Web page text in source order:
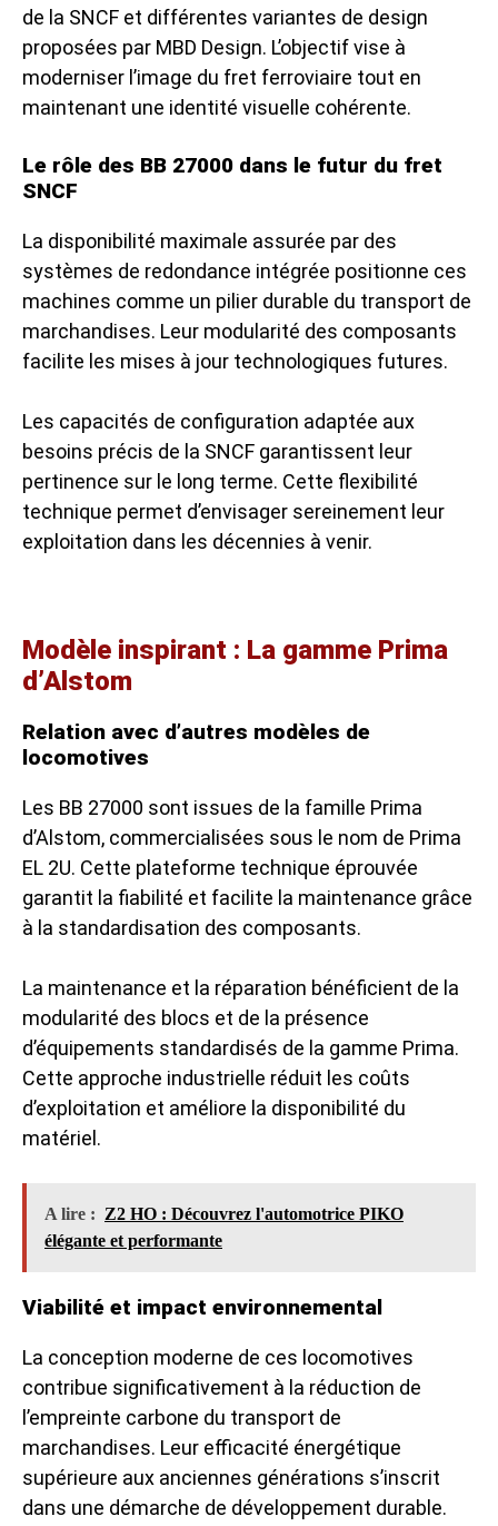
de la SNCF et différentes variantes de design
proposées par MBD Design. L’objectif vise à
moderniser l’image du fret ferroviaire tout en
maintenant une identité visuelle cohérente.
Le rôle des BB 27000 dans le futur du fret
SNCF
La disponibilité maximale assurée par des
systèmes de redondance intégrée positionne ces
machines comme un pilier durable du transport de
marchandises. Leur modularité des composants
facilite les mises à jour technologiques futures.
Les capacités de configuration adaptée aux
besoins précis de la SNCF garantissent leur
pertinence sur le long terme. Cette flexibilité
technique permet d’envisager sereinement leur
exploitation dans les décennies à venir.
Modèle inspirant : La gamme Prima
d’Alstom
Relation avec d’autres modèles de
locomotives
Les BB 27000 sont issues de la famille Prima
d’Alstom, commercialisées sous le nom de Prima
EL 2U. Cette plateforme technique éprouvée
garantit la fiabilité et facilite la maintenance grâce
à la standardisation des composants.
La maintenance et la réparation bénéficient de la
modularité des blocs et de la présence
d’équipements standardisés de la gamme Prima.
Cette approche industrielle réduit les coûts
d’exploitation et améliore la disponibilité du
matériel.
A lire : Z2 HO : Découvrez l'automotrice PIKO
élégante et performante
Viabilité et impact environnemental
La conception moderne de ces locomotives
contribue significativement à la réduction de
l’empreinte carbone du transport de
marchandises. Leur efficacité énergétique
supérieure aux anciennes générations s’inscrit
dans une démarche de développement durable.